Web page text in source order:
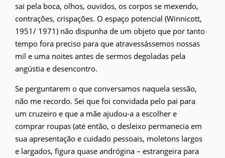
sai pela boca, olhos, ouvidos, os corpos se mexendo,
contrações, crispações. O espaço potencial (Winnicott,
1951/ 1971) não dispunha de um objeto que por tanto
tempo fora preciso para que atravessássemos nossas
mil e uma noites antes de sermos degoladas pela
angústia e desencontro.
Se perguntarem o que conversamos naquela sessão,
não me recordo. Sei que foi convidada pelo pai para
um cruzeiro e que a mãe ajudou-a a escolher e
comprar roupas (até então, o desleixo permanecia em
sua apresentação e cuidado pessoais, moletons largos
e largados, figura quase andrógina – estrangeira para